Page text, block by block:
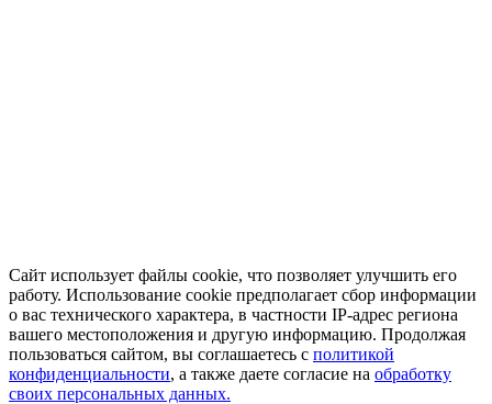
Сайт использует файлы cookie, что позволяет улучшить его
работу. Использование cookie предполагает сбор информации
о вас технического характера, в частности IP-адрес региона
вашего местоположения и другую информацию. Продолжая
пользоваться сайтом, вы соглашаетесь с политикой
конфиденциальности, а также даете согласие на обработку
своих персональных данных.